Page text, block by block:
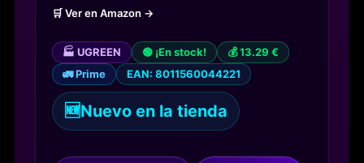
🛒 Ver en Amazon →
🏭 UGREEN 🟢 ¡En stock!
💰 13.29 €
🚛 Prime
EAN: 8011560044221
🆕Nuevo en la tienda